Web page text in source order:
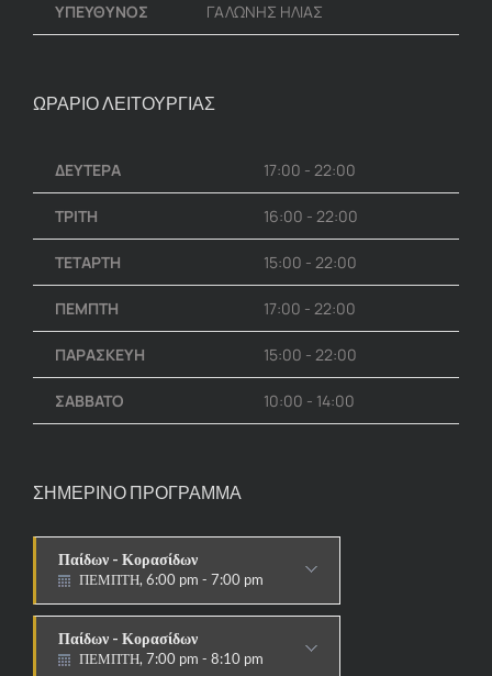
ΥΠΕΥΘΥΝΟΣ ΓΑΛΩΝΗΣ ΗΛΙΑΣ
ΩΡΑΡΙΟ ΛΕΙΤΟΥΡΓΙΑΣ
ΔΕΥΤΕΡΑ 17:00 - 22:00
ΤΡΙΤΗ 16:00 - 22:00
ΤΕΤΑΡΤΗ 15:00 - 22:00
ΠΕΜΠΤΗ 17:00 - 22:00
ΠΑΡΑΣΚΕΥΗ 15:00 - 22:00
ΣΑΒΒΑΤΟ 10:00 - 14:00
ΣΗΜΕΡΙΝΟ ΠΡΟΓΡΑΜΜΑ
Παίδων - Κορασίδων
ΠΕΜΠΤΗ, 6:00 pm - 7:00 pm
ΣΤΟΧΟΙ-ΑΣΠΙΔΕΣ
Παίδων - Κορασίδων
ΠΕΜΠΤΗ, 7:00 pm - 8:10 pm